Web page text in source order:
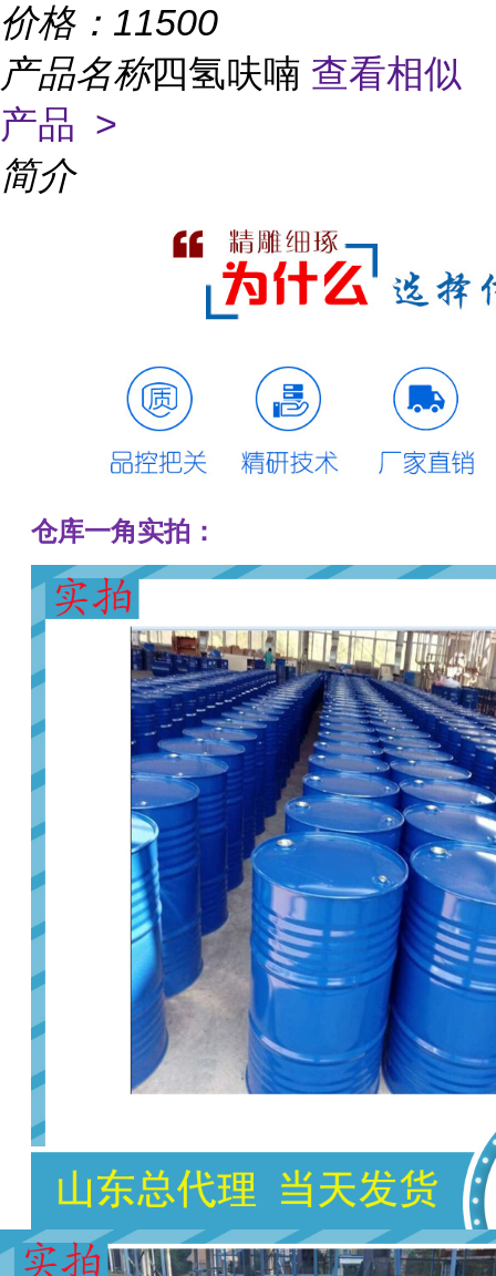
价格： 11500
产品名称四氢呋喃 查看相似
产品 >
简介
仓库一角实拍：